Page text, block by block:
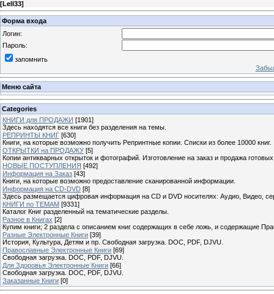
[Lell33]
Форма входа
Логин:
Пароль:
запомнить
Меню сайта
Categories
КНИГИ для ПРОДАЖИ [1901]
Здесь находятся все книги без разделения на темы.
РЕПРИНТЫ КНИГ [630]
Книги, на которые возможно получить Репринтные копии. Списки из более 10000 книг.
ОТКРЫТКИ на ПРОДАЖУ [5]
Копии антикварных открыток и фотографий. Изготовление на заказ и продажа
НОВЫЕ ПОСТУПЛЕНИЯ [492]
Информация на Заказ [43]
Книги, на которые возможно предоставление сканированной информации.
Информация на CD-DVD [8]
Здесь размещается цифровая информация на CD и DVD носителях: Аудио, Видео,
КНИГИ по ТЕМАМ [9331]
Каталог Книг разделенный на тематические разделы.
Разное в Книгах [2]
Купим книги; 2 раздела с описанием книг содержащих в себе ложь, и содержащие
Разные Электронные Книги [39]
История, Культура, Детям и пр. Свободная загрузка. DOC, PDF, DJVU.
Православные Электронные Книги [69]
Свободная загрузка. DOC, PDF, DJVU.
Для Здоровья Электронные Книги [66]
Свободная загрузка. DOC, PDF, DJVU.
Заказанные Книги [0]